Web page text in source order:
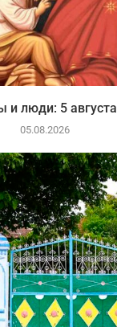
и люди: 5 августа
05.08.2026